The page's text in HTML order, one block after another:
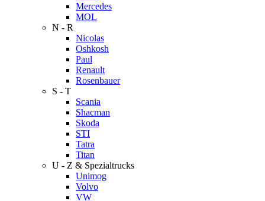
Mercedes
MOL
N - R
Nicolas
Oshkosh
Paul
Renault
Rosenbauer
S - T
Scania
Shacman
Skoda
STI
Tatra
Titan
U - Z & Spezialtrucks
Unimog
Volvo
VW